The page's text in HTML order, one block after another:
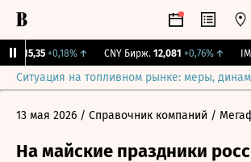
115,35 +0,18%↑ CNY Бирж. 12,081 +0,76%↑
Ситуация на топливном рынке: меры,
13 мая 2026 / Справочник компаний /
На майские праздники